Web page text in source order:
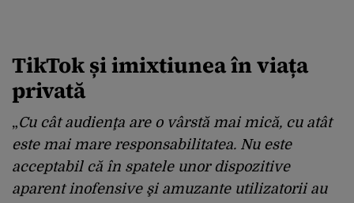
TikTok și imixtiunea în viața
privată
„Cu cât audienţa are o vârstă mai mică, cu atât
este mai mare responsabilitatea. Nu este
acceptabil că în spatele unor dispozitive
aparent inofensive şi amuzante utilizatorii au